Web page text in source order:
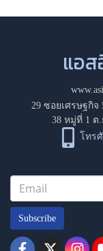
แอส
29 ซอยเศรษฐกิจ
38 หมู่ที่ 1 ต
โทร
Subscribe